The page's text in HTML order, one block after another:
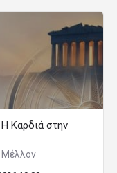
Καρδιά στην
Μέλλον